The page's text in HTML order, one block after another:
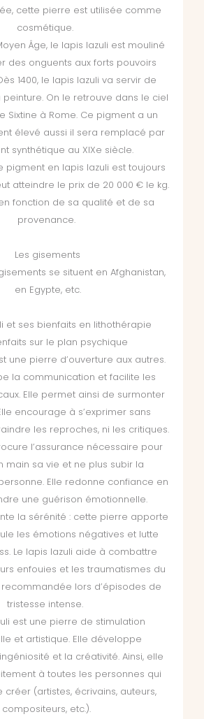
cette pierre est utilisée comme
cosmétique.
Âge, le lapis lazuli est mouliné
des onguents aux forts pouvoirs
1400, le lapis lazuli va servir de
On le retrouve dans le ciel
Sixtine à Rome. Ce pigment a un
élevé aussi il sera remplacé par
synthétique au XIXe siècle.
pigment en lapis lazuli est toujours
atteindre le prix de 20 000 € le kg.
fonction de sa qualité et de sa
provenance.
Les gisements
se situent en Afghanistan,
en Egypte, etc.
et ses bienfaits en lithothérapie
sur le plan psychique
une pierre d’ouverture aux autres.
la communication et facilite les
Elle permet ainsi de surmonter
encourage à s’exprimer sans
les reproches, ni les critiques.
l’assurance nécessaire pour
main sa vie et ne plus subir la
Elle redonne confiance en
une guérison émotionnelle.
la sérénité : cette pierre apporte
les émotions négatives et lutte
Le lapis lazuli aide à combattre
enfouies et les traumatismes du
recommandée lors d’épisodes de
tristesse intense.
est une pierre de stimulation
et artistique. Elle développe
et la créativité. Ainsi, elle
à toutes les personnes qui
créer (artistes, écrivains, auteurs,
compositeurs, etc.).